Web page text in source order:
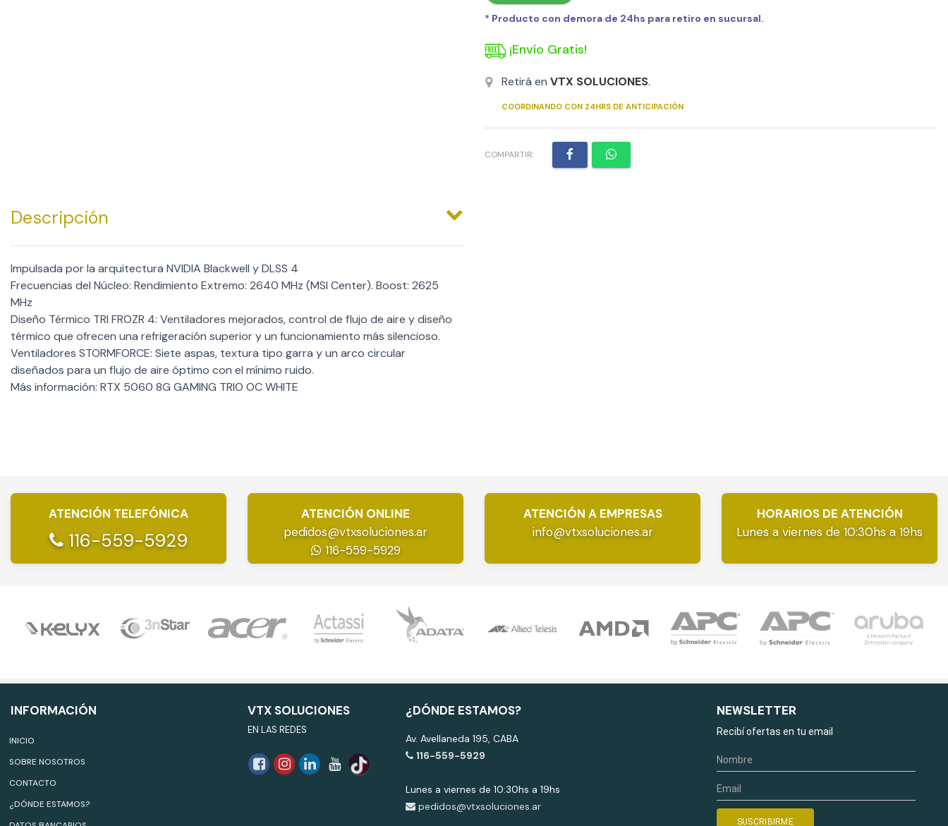
* Producto con demora de 24hs para retiro en sucursal.
¡Envío Gratis!
Retirá en VTX SOLUCIONES.
COORDINANDO CON 24HRS DE ANTICIPACIÓN
COMPARTIR:
Descripción
Impulsada por la arquitectura NVIDIA Blackwell y DLSS 4
Frecuencias del Núcleo: Rendimiento Extremo: 2640 MHz (MSI Center). Boost: 2625
MHz
Diseño Térmico TRI FROZR 4: Ventiladores mejorados, control de flujo de aire y diseño
térmico que ofrecen una refrigeración superior y un funcionamiento más silencioso.
Ventiladores STORMFORCE: Siete aspas, textura tipo garra y un arco circular
diseñados para un flujo de aire óptimo con el mínimo ruido.
Más información: RTX 5060 8G GAMING TRIO OC WHITE
ATENCIÓN TELEFÓNICA
116-559-5929
ATENCIÓN ONLINE
pedidos@vtxsoluciones.ar
116-559-5929
ATENCIÓN A EMPRESAS
info@vtxsoluciones.ar
HORARIOS DE ATENCIÓN
Lunes a viernes de 10:30hs a 19hs
INFORMACIÓN
INICIO
SOBRE NOSOTROS
CONTACTO
¿DÓNDE ESTAMOS?
VTX SOLUCIONES
EN LAS REDES
¿DÓNDE ESTAMOS?
Av. Avellaneda 195, CABA
116-559-5929
Lunes a viernes de 10:30hs a 19hs
pedidos@vtxsoluciones.ar
NEWSLETTER
Recibí ofertas en tu email